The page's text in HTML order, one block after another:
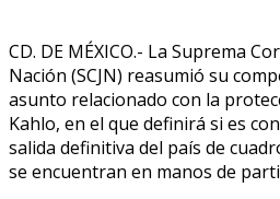
CD. DE MÉXICO.- La Suprema
Nación (SCJN) reasumió su
asunto relacionado con la
Kahlo, en el que definirá si es
salida definitiva del país de
se encuentran en manos de